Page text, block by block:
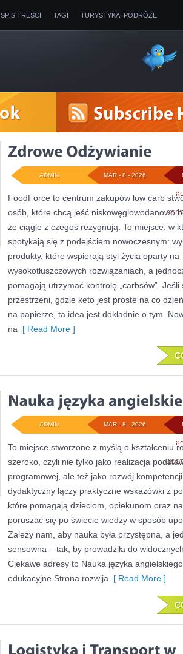
SPIS TREŚCI TAGI TURYSTYKA, PODRÓŻE
MAR - 8 - 2026
ADMIN
FoodForce to centrum zakupów low carb
osób, które chcą jeść niskowęglowodanowo
że ciągle z czegoś rezygnują. To miejsce, w
spotykają się z podejściem nowoczesnym:
produkty, które wspierają styl życia oparty na
wysokotłuszczowych rozwiązaniach, a
pomagają utrzymać kontrolę „carbsów”. Jeśli
przestrzeni, gdzie keto jest proste na co
na papierze, ta idea jest dokładnie o tym.
na [ Read More ]
MAR - 8 - 2026
ADMIN
To miejsce stworzone z myślą o kształceniu
szeroko, czyli nie tylko jako realizacja
programowej, ale też jako rozwój
dydaktyczny łączy praktyczne wskazówki z
które pomagają dzieciom, opiekunom oraz
poruszać się po świecie wiedzy w sposób
Zależy nam, aby nauka była przystępna, a
sensowna – tak, by prowadziła do
Ciekawe adresy to Nauka języka
edukacyjne Strona rozwija [ Read More ]